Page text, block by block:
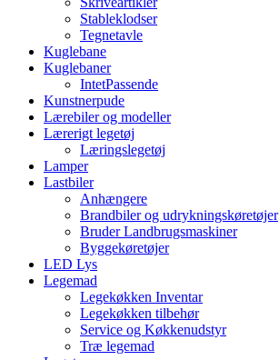
Stableklodser
Tegnetavle
Kuglebane
Kuglebaner
IntetPassende
Kunstnerpude
Lærebiler og modeller
Lærerigt legetøj
Læringslegetøj
Lamper
Lastbiler
Anhængere
Brandbiler og udrykningskøretøjer
Bruder Landbrugsmaskiner
Byggekøretøjer
LED Lys
Legemad
Legekøkken Inventar
Legekøkken tilbehør
Service og Køkkenudstyr
Træ legemad